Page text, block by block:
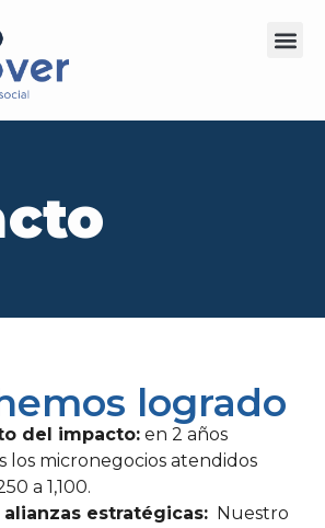
logrado
del impacto: en 2 años
los micronegocios atendidos
a 1,100.
estratégicas: Nuestro